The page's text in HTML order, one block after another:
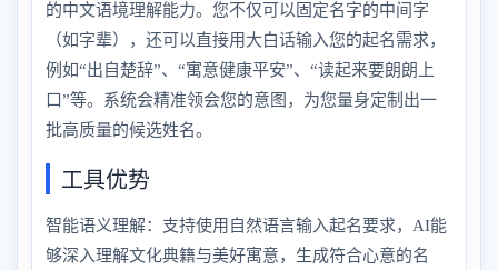
的中文语境理解能力。您不仅可以固定名字的中间字
（如字辈），还可以直接用大白话输入您的起名需求，
例如“出自楚辞”、“寓意健康平安”、“读起来要朗朗上
口”等。系统会精准领会您的意图，为您量身定制出一
批高质量的候选姓名。
工具优势
智能语义理解：支持使用自然语言输入起名要求，AI能
够深入理解文化典籍与美好寓意，生成符合心意的名